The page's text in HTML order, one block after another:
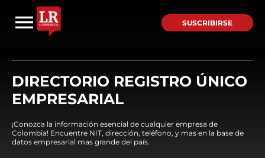
SUSCRIBIRSE
DIRECTORIO REGISTRO ÚNICO
EMPRESARIAL
¡Conozca la información esencial de cualquier empresa de
Colombia! Encuentre NIT, dirección, teléfono, y mas en la base de
datos empresarial mas grande del país.